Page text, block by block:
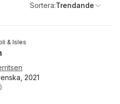
Sortera:Trendande
& Isles
2021
Totalt antal röster:
)